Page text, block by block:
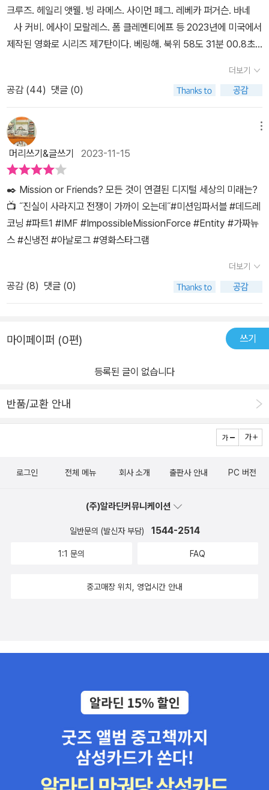
크루즈. 헤일리 앳웰. 빙 라메스. 사이먼 페그. 레베카 퍼거슨. 바네
사 커비. 에사이 모랄레스. 폼 클레멘티에프 등 2023년에 미국에서
제작된 영화로 시리즈 제7탄이다. 베링해. 북위 58도 31분 00.8초
극의 만년설 밑을 시험항해 중이던 러시아 연방 잠수함 K599 세바
스토폴 호의 함장이 펜던트 모양의 열쇠 두 개를 조합해 하나의 십자
모양 열쇠로 만들어 장치를 열고 내부를 살핀 다음 부하와 열쇠를 나
눠 가진다. 그 장치는 현 시점의 최첨단 전술이자 인간이 만들어 낸 가
장 무시무시한 살상무기였다. 그런데 미군 잠수함이 나타나 전투가
벌어지는데 미군 잠수함이 갑자기 사라졌고 자신들이 쏘았던 어뢰가
되돌아와 폭발하는 바람에 세바스토폴 호는 침몰하고 승조원 전원이
목숨을 잃는다. 암스테르담. 에단 헌트가 받은 미션은 2개가 하나로
합쳐야 작동되는 특이한 열쇠를 찾는 것이었는데 그 열쇠의 운반책을
일사 파우스트가 이스탄불에서 살해한 뒤 훔쳐 도주했고, 현재 5,00
0만 달러의 현상금이 걸린 상태라는 것이었다. 키트리지 국장은 사냥
꾼들이 일사를 쫓아 룹알할리 사막으로 향했으며, 열쇠의 용도나 중
요성은 일절 관심을 갖지 말라고 말한다. 사냥꾼들을 추적하여 사막
류를 위협할 적으로 부상하고 에단이 찾아야 할 열쇠가 엔티티를 제
어할 수 있는 수단이 될 것이란다. 그런 열쇠를 놓고 에단의 IMF팀과
전개가 비슷비슷하면서도 어쩌면 이렇게 흥미진진하고 박진감 넘치
는 작품을 만드는지 감탄하지 않을 수 없었다. 그런데 톰 크루즈도 이
더보기
공감 (44) 댓글 (0)
머리쓰기&글쓰기 2023-11-15
✒️ Mission or Friends? 모든 것이 연결된 디지털 세상의 미래는?
📺 ˝진실이 사라지고 전쟁이 가까이 오는데˝#미션임파서블 #데드레
코닝 #파트1 #IMF #ImpossibleMissionForce #Entity #가짜뉴
스 #신냉전 #아날로그 #영화스타그램
더보기
공감 (8) 댓글 (0)
마이페이퍼 (0편) 쓰기
등록된 글이 없습니다
반품/교환 안내
로그인 전체 메뉴 회사 소개 출판사 안내 PC 버전
(주)알라딘커뮤니케이션
일반문의 (발신자 부담) 1544-2514
1:1 문의 FAQ
중고매장 위치, 영업시간 안내